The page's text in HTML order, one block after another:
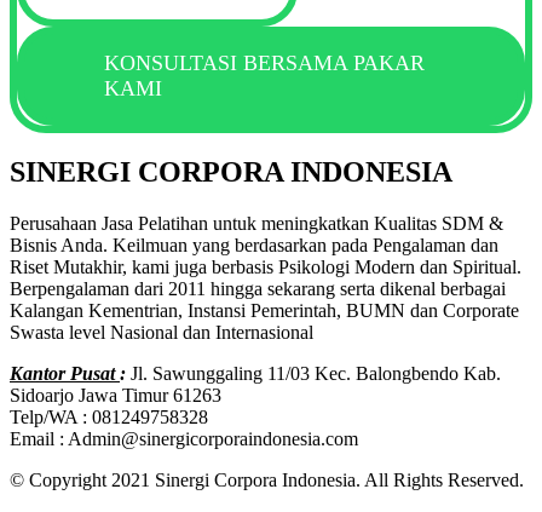
KONSULTASI BERSAMA PAKAR
KAMI
SINERGI CORPORA INDONESIA
Perusahaan Jasa Pelatihan untuk meningkatkan Kualitas SDM &
Bisnis Anda. Keilmuan yang berdasarkan pada Pengalaman dan
Riset Mutakhir, kami juga berbasis Psikologi Modern dan Spiritual.
Berpengalaman dari 2011 hingga sekarang serta dikenal berbagai
Kalangan Kementrian, Instansi Pemerintah, BUMN dan Corporate
Swasta level Nasional dan Internasional
Kantor Pusat: Jl. Sawunggaling 11/03 Kec. Balongbendo Kab.
Sidoarjo Jawa Timur 61263
Telp/WA : 081249758328
Email : Admin@sinergicorporaindonesia.com
© Copyright 2021 Sinergi Corpora Indonesia. All Rights Reserved.